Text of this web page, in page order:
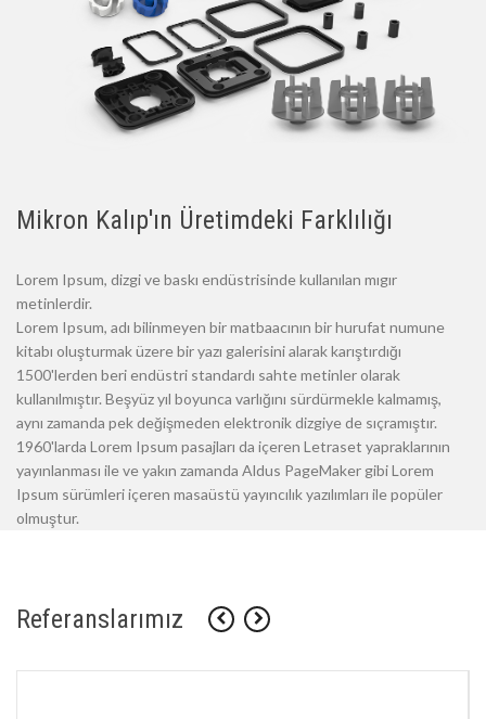
Mikron Kalıp'ın Üretimdeki Farklılığı
Lorem Ipsum, dizgi ve baskı endüstrisinde kullanılan mıgır
metinlerdir.
Lorem Ipsum, adı bilinmeyen bir matbaacının bir hurufat numune
kitabı oluşturmak üzere bir yazı galerisini alarak karıştırdığı
1500'lerden beri endüstri standardı sahte metinler olarak
kullanılmıştır. Beşyüz yıl boyunca varlığını sürdürmekle kalmamış,
aynı zamanda pek değişmeden elektronik dizgiye de sıçramıştır.
1960'larda Lorem Ipsum pasajları da içeren Letraset yapraklarının
yayınlanması ile ve yakın zamanda Aldus PageMaker gibi Lorem
Ipsum sürümleri içeren masaüstü yayıncılık yazılımları ile popüler
olmuştur.
Referanslarımız